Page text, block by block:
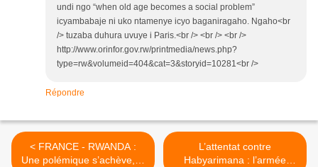
undi ngo “when old age becomes a social problem”
icyambabaje ni uko ntamenye icyo baganiragaho. Ngaho<br
/> tuzaba duhura uvuye i Paris.<br /> <br /> <br />
http://www.orinfor.gov.rw/printmedia/news.php?
type=rw&volumeid=404&cat=3&storyid=10281<br />
Répondre
< FRANCE - RWANDA :
Une polémique s’achève, la
L’attentat contre
Habyarimana : l’armée